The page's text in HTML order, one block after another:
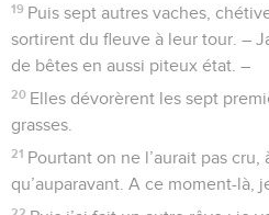
19 Puis sept autres vaches,
sortirent du fleuve à leur tour. –
de bêtes en aussi piteux état. –
20 Elles dévorèrent les sept
grasses.
21 Pourtant on ne l’aurait pas cru,
qu’auparavant. A ce moment-là,
22